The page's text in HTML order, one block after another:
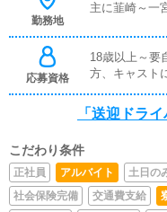
勤務地
主に韮崎～一
応募資格
18歳以上～要
方、キャスト
「送迎ドライ
こだわり条件
正社員 アルバイト 土日の
社会保険完備
交通費支給